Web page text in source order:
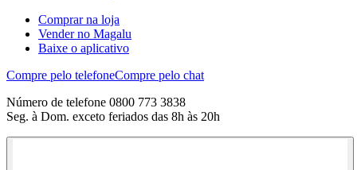
Comprar na loja
Vender no Magalu
Baixe o aplicativo
Compre pelo telefoneCompre pelo chat
Número de telefone 0800 773 3838
Seg. à Dom. exceto feriados das 8h às 20h